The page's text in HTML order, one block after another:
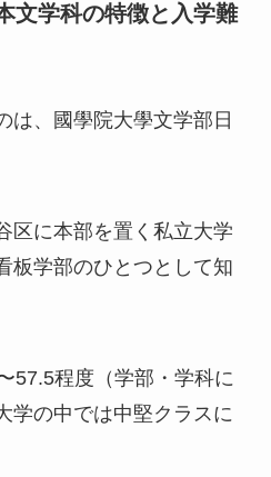
文学科の特徴と入学難
は、國學院大學文学部日
区に本部を置く私立大学
板学部のひとつとして知
57.5程度（学部・学科に
学の中では中堅クラスに